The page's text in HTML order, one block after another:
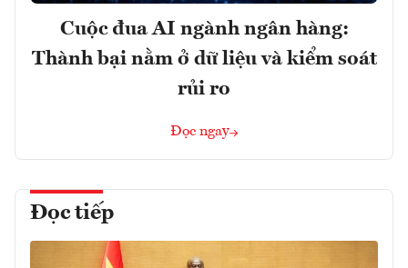
Cuộc đua AI ngành ngân hàng:
Thành bại nằm ở dữ liệu và kiểm soát
rủi ro
Đọc ngay
Đọc tiếp